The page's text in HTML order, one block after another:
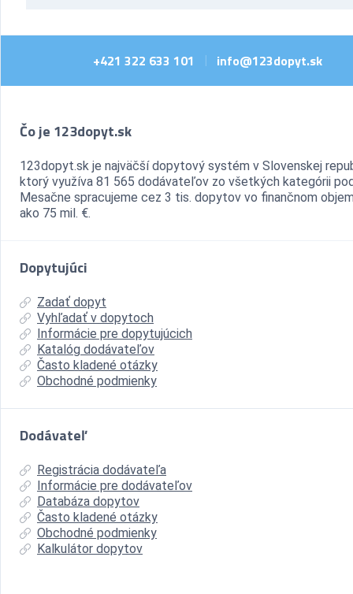
+421 322 633 101 info@123dopyt.sk
Čo je 123dopyt.sk
123dopyt.sk je najväčší dopytový systém v Slovenskej
ktorý využíva 81 565 dodávateľov zo všetkých kategórii
Mesačne spracujeme cez 3 tis. dopytov vo finančnom
ako 75 mil. €.
Dopytujúci
Zadať dopyt
Vyhľadať v dopytoch
Informácie pre dopytujúcich
Katalóg dodávateľov
Často kladené otázky
Obchodné podmienky
Dodávateľ
Registrácia dodávateľa
Informácie pre dodávateľov
Databáza dopytov
Často kladené otázky
Obchodné podmienky
Kalkulátor dopytov